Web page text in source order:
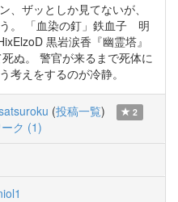
、ザッとしか見てないが、
。 「血染の釘」鉄血子 明
黒岩涙香『幽霊塔』
ぬ。 警官が来るまで死体に
考えをするのが冷静。
(投稿一覧)
2
ク (1)